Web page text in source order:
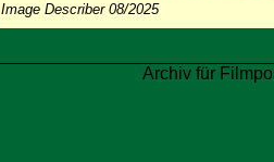
Image Describer 08/2025
Archiv für